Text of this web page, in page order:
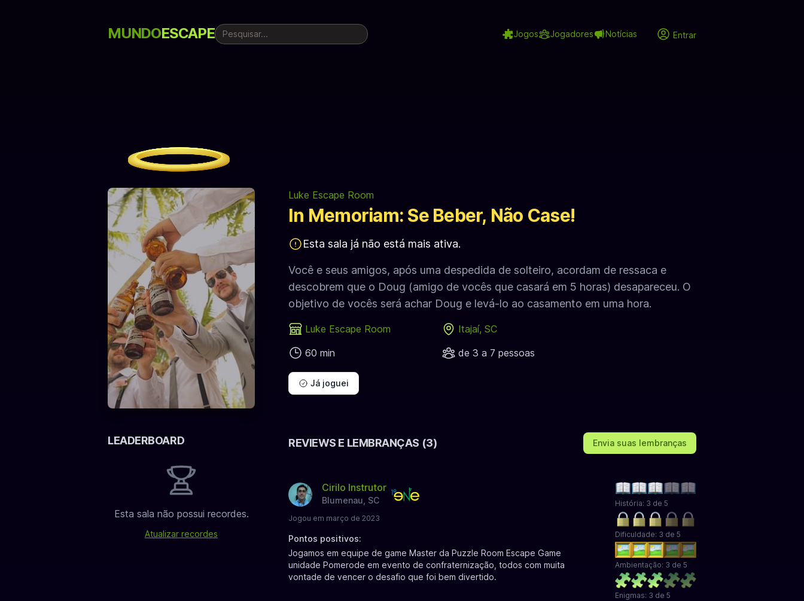
MUNDOESCAPE Jogos Jogadores Notícias Entrar
Luke Escape Room
In Memoriam: Se Beber, Não Case!
Esta sala já não está mais ativa.
Você e seus amigos, após uma despedida de solteiro, acordam de ressaca e
descobrem que o Doug (amigo de vocês que casará em 5 horas) desapareceu. O
objetivo de vocês será achar Doug e levá-lo ao casamento em uma hora.
Luke Escape Room
Itajaí, SC
60 min
de 3 a 7 pessoas
Já joguei
REVIEWS E LEMBRANÇAS (3) Envia suas lembranças
Cirilo Instrutor
Blumenau, SC
Jogou em março de 2023
Pontos positivos:
Jogamos em equipe de game Master da Puzzle Room Escape Game
unidade Pomerode em evento de confraternização, todos com muita
vontade de vencer o desafio que foi bem divertido.
História: 3 de 5
Dificuldade: 3 de 5
Ambientação: 3 de 5
Enigmas: 3 de 5
LEADERBOARD
Esta sala não possui recordes.
Atualizar recordes